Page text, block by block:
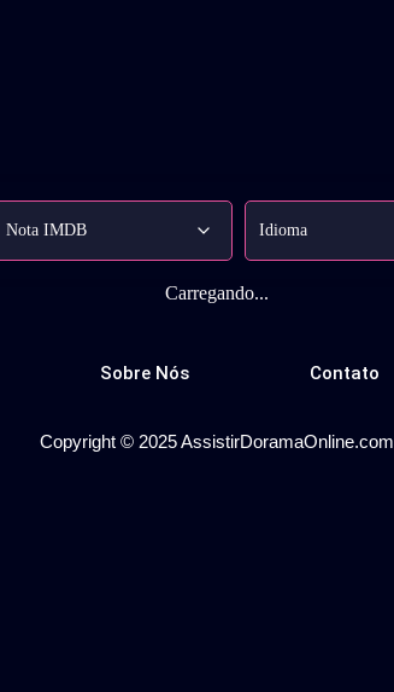
Carregando...
Sobre Nós Contato
Copyright © 2025 AssistirDoramaOnline.com